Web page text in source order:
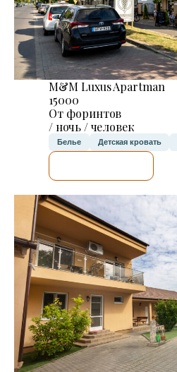
M&M Luxus Apartman
15000
От форинтов
/ ночь / человек
Белье Детская кровать